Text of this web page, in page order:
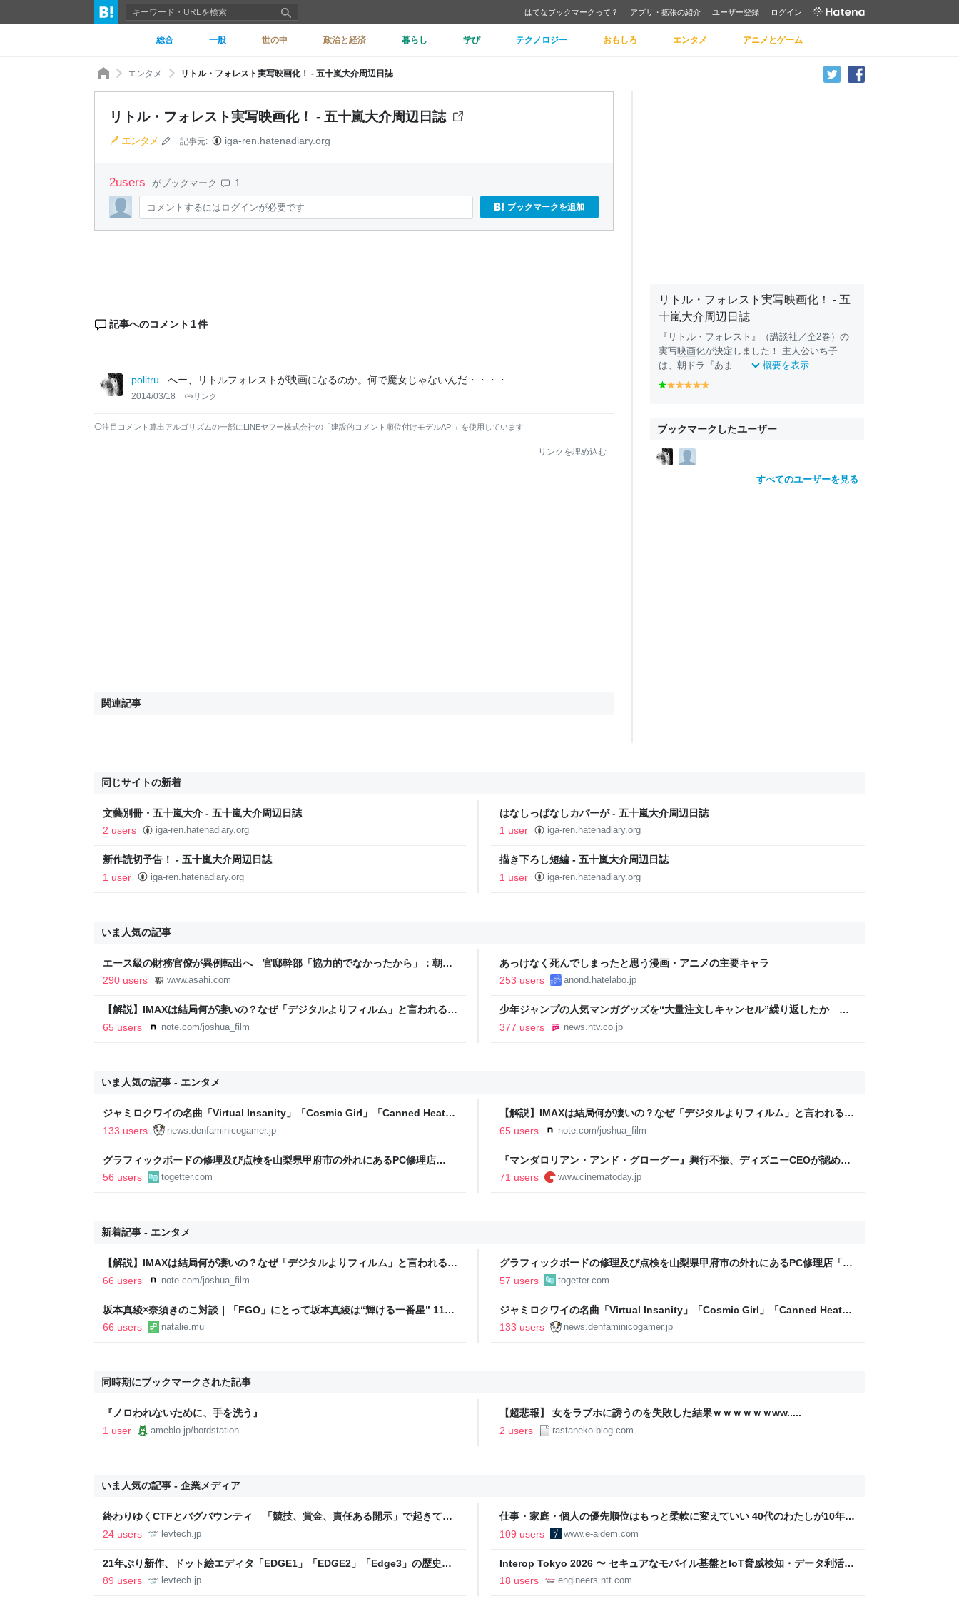
はてなブックマークって？ アプリ・拡張の紹介 ユーザー登録 ログイン
総合 一般 世の中 政治と経済 暮らし 学び テクノロジー おもしろ エンタメ アニメとゲーム
エンタメ リトル・フォレスト実写映画化！ - 五十嵐大介周辺日誌
リトル・フォレスト実写映画化！ - 五十嵐大介周辺日誌
エンタメ 記事元: iga-ren.hatenadiary.org
2users がブックマーク 1
コメントするにはログインが必要です ブックマークを追加
記事へのコメント 1件
politru へー、リトルフォレストが映画になるのか。何で魔女じゃないんだ・・・・
2014/03/18 リンク
注目コメント算出アルゴリズムの一部にLINEヤフー株式会社の「建設的コメント順位付けモデルAPI」を使用しています
リンクを埋め込む
関連記事
リトル・フォレスト実写映画化！ - 五
十嵐大介周辺日誌
『リトル・フォレスト』（講談社／全2巻）の
実写映画化が決定しました！ 主人公いち子
は、朝ドラ『あま...
概要を表示
g
e
y
o
y
o
y
o
y
oo
ブックマークしたユーザー
すべてのユーザーを見る
同じサイトの新着
文藝別冊・五十嵐大介 - 五十嵐大介周辺日誌
2 users
iga-ren.hatenadiary.org
はなしっぱなしカバーが - 五十嵐大介周辺日誌
1 user
iga-ren.hatenadiary.org
新作読切予告！ - 五十嵐大介周辺日誌
1 user
iga-ren.hatenadiary.org
描き下ろし短編 - 五十嵐大介周辺日誌
1 user
iga-ren.hatenadiary.org
いま人気の記事
エース級の財務官僚が異例転出へ 官邸幹部「協力的でなかったから」：朝日
新聞
290 users www.asahi.com
あっけなく死んでしまったと思う漫画・アニメの主要キャラ
253 users
anond.hatelabo.jp
【解説】IMAXは結局何が凄いの？なぜ「デジタルよりフィルム」と言われるの
か？｜Joshua Connolly
65 users note.com/joshua_film
少年ジャンプの人気マンガグッズを“大量注文しキャンセル”繰り返したか 女
逮捕 総額43億円以上（2026年8月6日掲載）｜日テレNEWS NNN
377 users news.ntv.co.jp
いま人気の記事 - エンタメ
ジャミロクワイの名曲「Virtual Insanity」「Cosmic Girl」「Canned Heat」
公式日本語字幕付きMVがいきなり公開！「SUMMER SONIC 2026」での9年ぶ
133 users news.denfaminicogamer.jp
【解説】IMAXは結局何が凄いの？なぜ「デジタルよりフィルム」と言われるの
か？｜Joshua Connolly
65 users note.com/joshua_film
グラフィックボードの修理及び点検を山梨県甲府市の外れにあるPC修理店
「PCゴジラ」に依頼したが修理ブログが面白くて無限に読めてしまう
56 users togetter.com
『マンダロリアン・アンド・グローグー』興行不振、ディズニーCEOが認める
｜シネマトゥデイ
71 users www.cinematoday.jp
新着記事 - エンタメ
【解説】IMAXは結局何が凄いの？なぜ「デジタルよりフィルム」と言われるの
か？｜Joshua Connolly
66 users note.com/joshua_film
グラフィックボードの修理及び点検を山梨県甲府市の外れにあるPC修理店「PC
ゴジラ」に依頼したが修理ブログが面白くて無限に読めてしまう
57 users togetter.com
坂本真綾×奈須きのこ対談｜「FGO」にとって坂本真綾は“輝ける一番星” 11年
の旅の「余韻」を込めたベストアルバム - コミックナタリー 特集・インタビュ
66 users natalie.mu
ジャミロクワイの名曲「Virtual Insanity」「Cosmic Girl」「Canned Heat」
公式日本語字幕付きMVがいきなり公開！「SUMMER SONIC 2026」での9年ぶ
133 users news.denfaminicogamer.jp
同時期にブックマークされた記事
『ノロわれないために、手を洗う』
1 user
ameblo.jp/bordstation
【超悲報】 女をラブホに誘うのを失敗した結果ｗｗｗｗｗｗww.....
2 users
rastaneko-blog.com
いま人気の記事 - 企業メディア
終わりゆくCTFとバグバウンティ 「競技、賞金、責任ある開示」で起きてい
ること【フォーカス】 - レバテックLAB
24 users levtech.jp
仕事・家庭・個人の優先順位はもっと柔軟に変えていい 40代のわたしが10年後
の自分に伝えたいこと - りっすん by イーアイデム
109 users www.e-aidem.com
21年ぶり新作、ドット絵エディタ「EDGE1」「EDGE2」「Edge3」の歴史に
ついて作者に聞く【フォーカス】 - レバテックLAB
89 users levtech.jp
Interop Tokyo 2026 〜 セキュアなモバイル基盤とIoT脅威検知・データ利活用
への取り組み 〜 - NTT docomo Business Engineers' Blog
18 users engineers.ntt.com